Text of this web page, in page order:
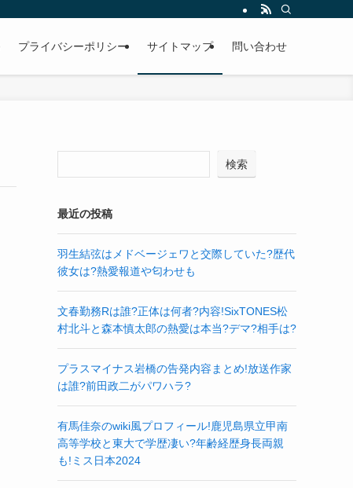
プライバシーポリシー サイトマップ 問い合わせ
検索
最近の投稿
羽生結弦はメドベージェワと交際していた?歴代
彼女は?熱愛報道や匂わせも
文春勤務Rは誰?正体は何者?内容!SixTONES松
村北斗と森本慎太郎の熱愛は本当?デマ?相手は?
プラスマイナス岩橋の告発内容まとめ!放送作家
は誰?前田政二がパワハラ?
有馬佳奈のwiki風プロフィール!鹿児島県立甲南
高等学校と東大で学歴凄い?年齢経歴身長両親
も!ミス日本2024